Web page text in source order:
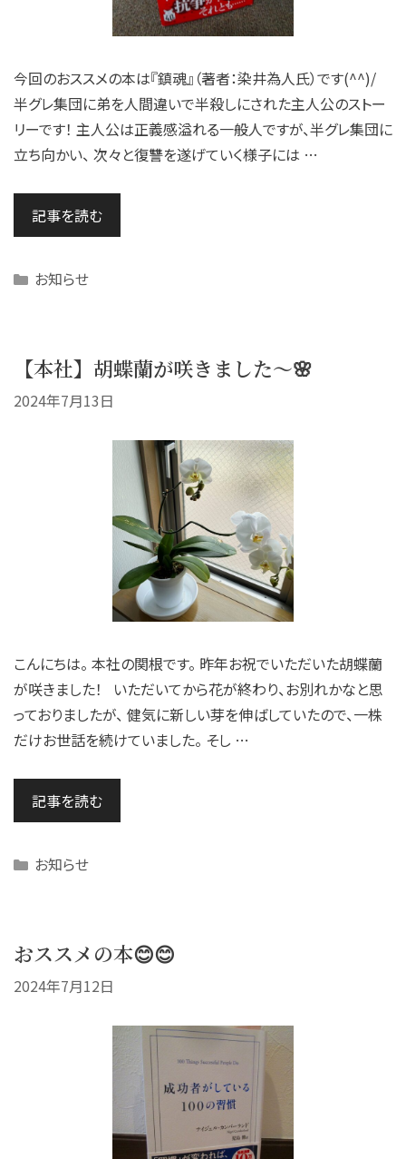
今回のおススメの本は『鎮魂』（著者：染井為人氏）です(^^)/
半グレ集団に弟を人間違いで半殺しにされた主人公のストー
リーです！ 主人公は正義感溢れる一般人ですが、半グレ集団に
立ち向かい、 次々と復讐を遂げていく様子には …
記事を読む
Categories
お知らせ
【本社】胡蝶蘭が咲きました～🌸
2024年7月13日
こんにちは。 本社の関根です。 昨年お祝でいただいた胡蝶蘭
が咲きました！ いただいてから花が終わり、お別れかなと思
っておりましたが、 健気に新しい芽を伸ばしていたので、一株
だけお世話を続けていました。 そし …
記事を読む
Categories
お知らせ
おススメの本😊😊
2024年7月12日